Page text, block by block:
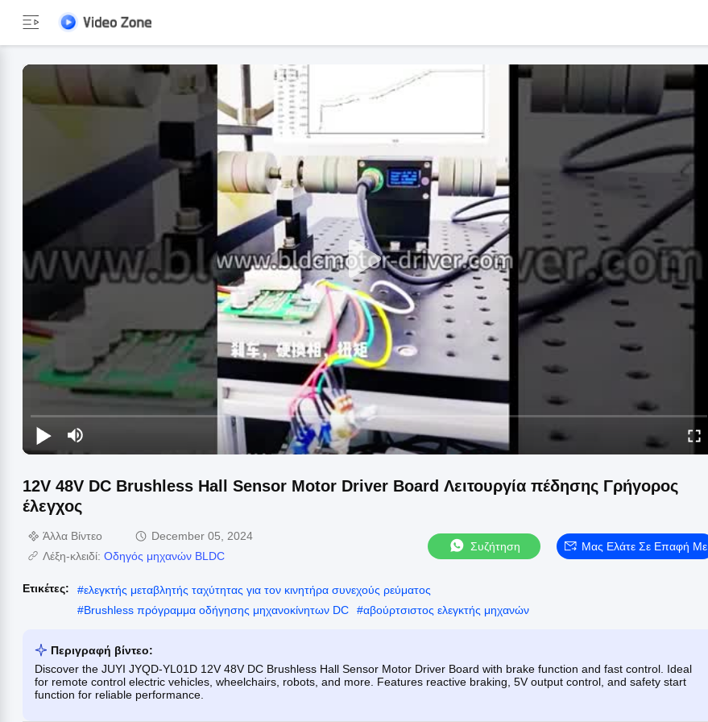
12V 48V DC Brushless Hall Sensor Motor Driver Board Λειτουργία πέδησης Γρήγορος
έλεγχος
Άλλα Βίντεο
December 05, 2024
Λέξη-κλειδί: Οδηγός μηχανών BLDC
Συζήτηση Μας Ελάτε Σε Επαφή Με
Ετικέτες: #ελεγκτής μεταβλητής ταχύτητας για τον κινητήρα συνεχούς ρεύματος
#Brushless πρόγραμμα οδήγησης μηχανοκίνητων DC #αβούρτσιστος ελεγκτής μηχανών
Περιγραφή βίντεο:
Discover the JUYI JYQD-YL01D 12V 48V DC Brushless Hall Sensor Motor Driver Board with brake function and fast control. Ideal
for remote control electric vehicles, wheelchairs, robots, and more. Features reactive braking, 5V output control, and safety start
function for reliable performance.